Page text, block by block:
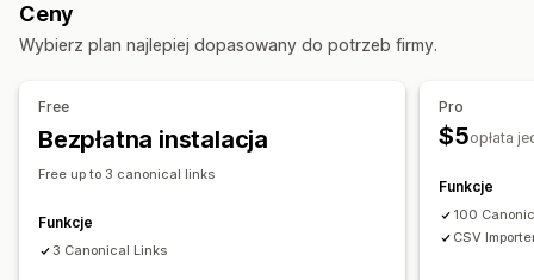
Ceny
Wybierz plan najlepiej dopasowany do potrzeb firmy.
Free
Bezpłatna instalacja
Free up to 3 canonical links
Funkcje
3 Canonical Links
Pro
$5opłata
Funkcje
100
CSV